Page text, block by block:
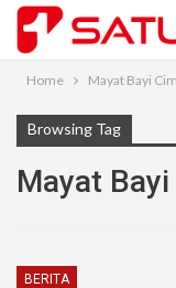
Home Mayat Bayi
Browsing Tag
Mayat
BERITA